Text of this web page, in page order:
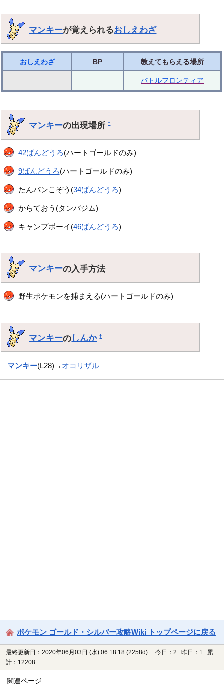
マンキーが覚えられるおしえわざ †
おしえわざ BP 教えてもらえる場所
バトルフロンティア
マンキーの出現場所†
42ばんどうろ(ハートゴールドのみ)
9ばんどうろ(ハートゴールドのみ)
たんパンこぞう(34ばんどうろ)
からておう(タンバジム)
キャンプボーイ(46ばんどうろ)
マンキーの入手方法†
野生ポケモンを捕まえる(ハートゴールドのみ)
マンキーのしんか †
マンキー(L28)→ オコリザル
ポケモン ゴールド・シルバー攻略Wiki トップページに戻る
最終更新日：2020年06月03日 (水) 06:18:18 (2258d)
今日：2 昨日：1 累
計：12208
関連ページ